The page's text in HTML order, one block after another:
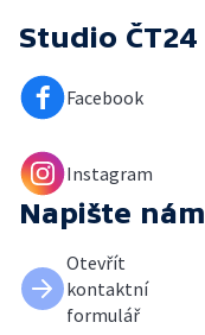
Studio ČT24
Facebook
Instagram
Napište nám
Otevřít
kontaktní
formulář